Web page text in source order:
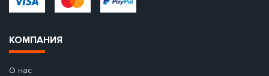
КОМПАНИЯ
О нас